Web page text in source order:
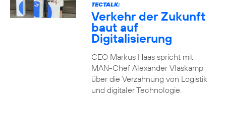
TECTALK:
Verkehr der Zukunft
baut auf
Digitalisierung
CEO Markus Haas spricht mit
MAN-Chef Alexander Vlaskamp
über die Verzahnung von Logistik
und digitaler Technologie.